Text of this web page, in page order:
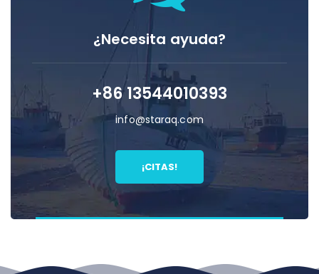
¿Necesita ayuda?
+86 13544010393
info@staraq.com
¡CITAS!